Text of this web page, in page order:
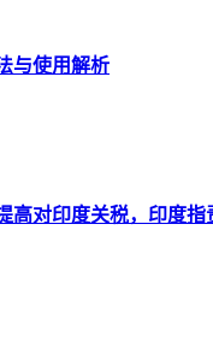
与使用解析
高对印度关税，印度指